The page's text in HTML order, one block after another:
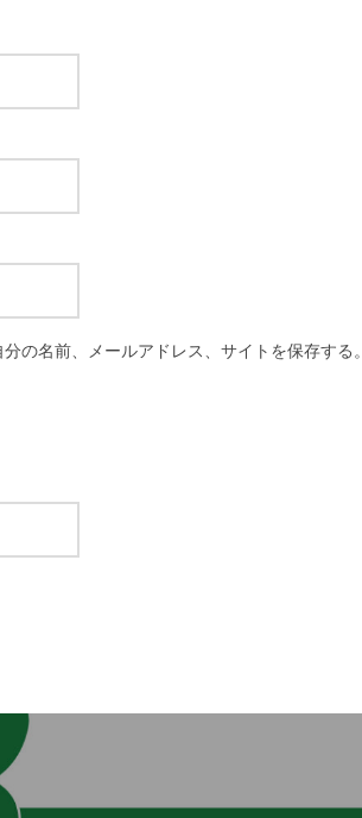
の名前、メールアドレス、サイトを保存する。